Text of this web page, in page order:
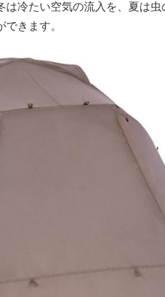
は冷たい空気の流入を、夏は
きます。